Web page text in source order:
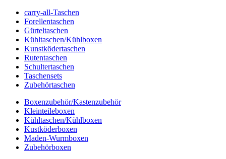
carry-all-Taschen
Forellentaschen
Gürteltaschen
Kühltaschen/Kühlboxen
Kunstködertaschen
Rutentaschen
Schultertaschen
Taschensets
Zubehörtaschen
Boxenzubehör/Kastenzubehör
Kleinteileboxen
Kühltaschen/Kühlboxen
Kustköderboxen
Maden-Wurmboxen
Zubehörboxen